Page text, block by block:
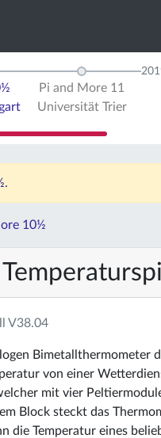
Pi and More 11
Universität Trier
10½
V38.04
Bimetallthermometer
von einer
mit vier
Block steckt das
die Temperatur eines